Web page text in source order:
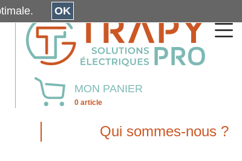
MON PANIER
0 article
Qui sommes-nous ?
OK